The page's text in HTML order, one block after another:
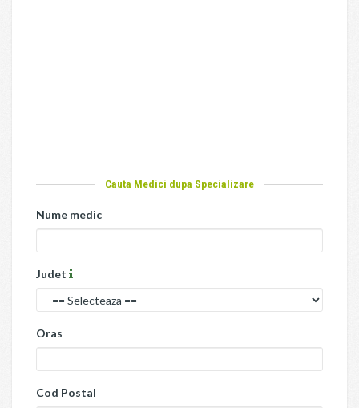
Cauta Medici dupa Specializare
Nume medic
Judet
Oras
Cod Postal